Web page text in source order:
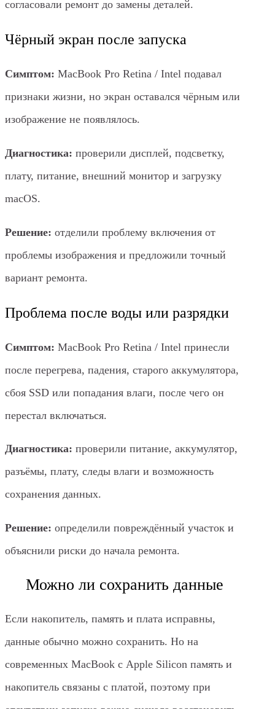
согласовали ремонт до замены деталей.
Чёрный экран после запуска
Симптом: MacBook Pro Retina / Intel подавал
признаки жизни, но экран оставался чёрным или
изображение не появлялось.
Диагностика: проверили дисплей, подсветку,
плату, питание, внешний монитор и загрузку
macOS.
Решение: отделили проблему включения от
проблемы изображения и предложили точный
вариант ремонта.
Проблема после воды или разрядки
Симптом: MacBook Pro Retina / Intel принесли
после перегрева, падения, старого аккумулятора,
сбоя SSD или попадания влаги, после чего он
перестал включаться.
Диагностика: проверили питание, аккумулятор,
разъёмы, плату, следы влаги и возможность
сохранения данных.
Решение: определили повреждённый участок и
объяснили риски до начала ремонта.
Можно ли сохранить данные
Если накопитель, память и плата исправны,
данные обычно можно сохранить. Но на
современных MacBook с Apple Silicon память и
накопитель связаны с платой, поэтому при